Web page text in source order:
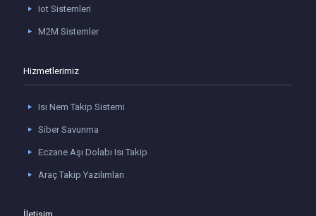
Iot Sistemleri
M2M Sistemler
Hizmetlerimiz
Isı Nem Takip Sistemi
Siber Savunma
Eczane Aşı Dolabı Isı Takip
Araç Takip Yazılımları